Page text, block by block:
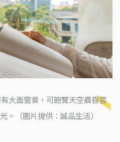
大面窗景，可飽覽天空晨昏雲
。（圖片提供：誠品生活）